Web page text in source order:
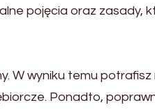
pojęcia oraz zasady,
W wyniku temu potrafisz
Ponadto,